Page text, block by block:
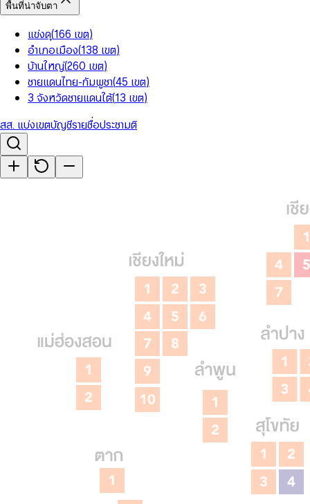
พื้นที่น่าจับตา
แข่งดุ(166 เขต)
อำเภอเมือง(138 เขต)
บ้านใหญ่(260 เขต)
ชายแดนไทย-กัมพูชา(45 เขต)
3 จังหวัดชายแดนใต้(13 เขต)
สส. แบ่งเขตบัญชีรายชื่อประชามติ